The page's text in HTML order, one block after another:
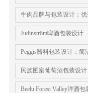
牛肉品牌与包装设计：
Judinström啤酒包装设计
Peggis酱料包装设计：
民族图案葡萄酒包装设
Beelu Forest Valley洋酒